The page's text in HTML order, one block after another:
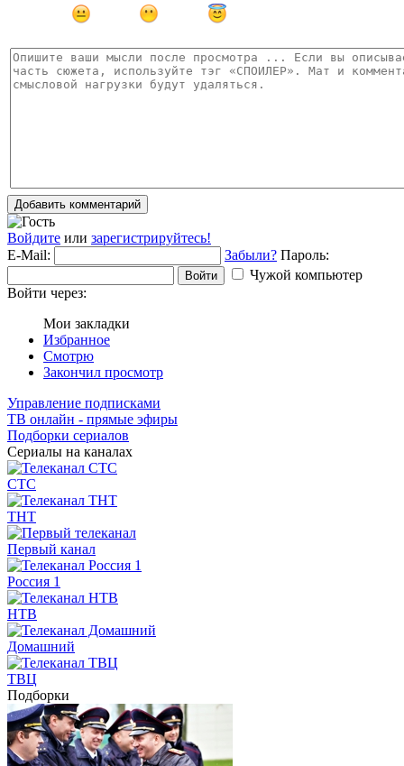
Добавить комментарий
Войдите или зарегистрируйтесь!
E-Mail:
Забыли? Пароль:
Войти
Чужой компьютер
Войти через:
Мои закладки
Избранное
Смотрю
Закончил просмотр
Управление подписками
ТВ онлайн - прямые эфиры
Подборки сериалов
Сериалы на каналах
СТС
ТНТ
Первый канал
Россия 1
НТВ
Домашний
ТВЦ
Подборки